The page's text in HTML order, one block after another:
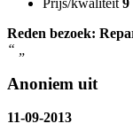
Reden bezoek:
“
Anoniem uit
11-09-2013